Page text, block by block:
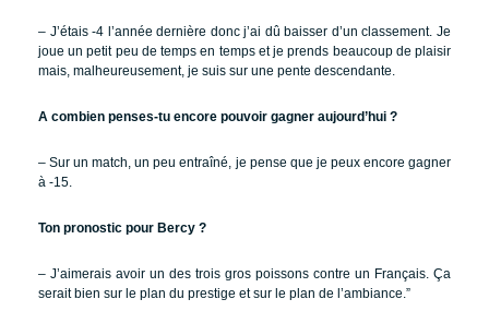
– J’étais -4 l’année dernière donc j’ai dû baisser d’un classement. Je
joue un petit peu de temps en temps et je prends beaucoup de plaisir
mais, malheureusement, je suis sur une pente descendante.
A combien penses-tu encore pouvoir gagner aujourd’hui ?
– Sur un match, un peu entraîné, je pense que je peux encore gagner
à -15.
Ton pronostic pour Bercy ?
– J’aimerais avoir un des trois gros poissons contre un Français. Ça
serait bien sur le plan du prestige et sur le plan de l’ambiance.”